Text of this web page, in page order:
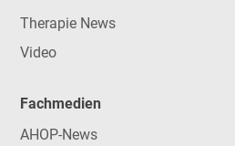
Therapie News
Video
Fachmedien
AHOP-News